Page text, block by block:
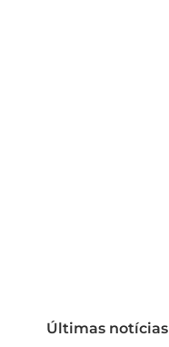
Últimas notícias